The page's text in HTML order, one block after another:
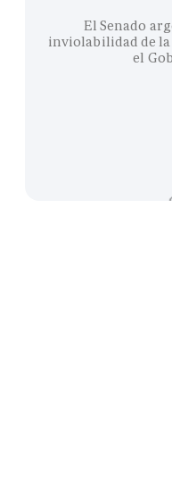
El Senado
inviolabilidad de
el